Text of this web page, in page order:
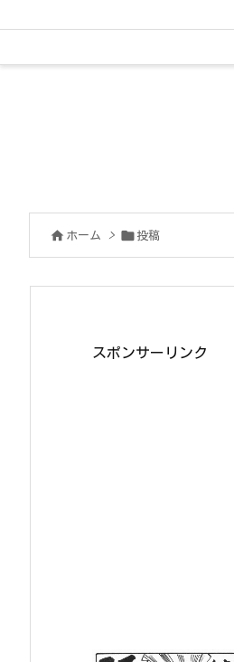
 ホーム >  投稿
スポンサーリンク